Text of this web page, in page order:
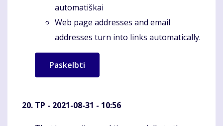
automatiškai
Web page addresses and email
addresses turn into links automatically.
TP - 2021-08-31 - 10:56